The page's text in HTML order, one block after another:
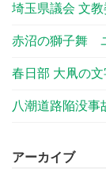
埼玉県議会 文
赤沼の獅子舞
春日部 大凧の文
八潮道路陥没事
アーカイブ